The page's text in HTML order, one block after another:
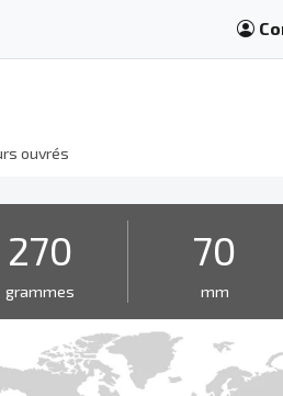
ouvrés
270
grammes
70
mm